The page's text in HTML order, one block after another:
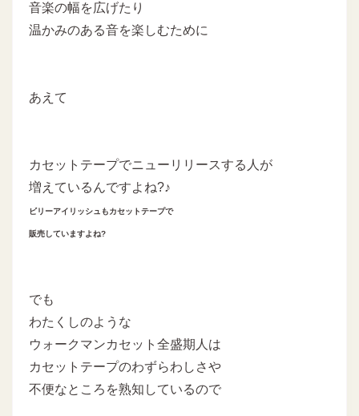
音楽の幅を広げたり
温かみのある音を楽しむために
あえて
カセットテープでニューリリースする人が
増えているんですよね?♪
ビリーアイリッシュもカセットテープで
販売していますよね?
でも
わたくしのような
ウォークマンカセット全盛期人は
カセットテープのわずらわしさや
不便なところを熟知しているので